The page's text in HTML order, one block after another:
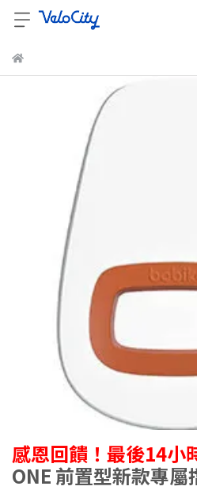
感恩回饋！最後14小
ONE 前置型新款專屬